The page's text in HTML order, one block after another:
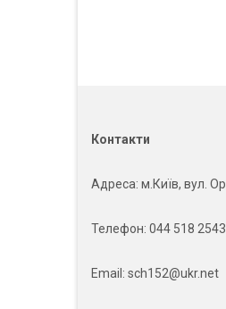
Контакти
Адреса: м.Київ, вул.
Телефон: 044 518 2543
Email: sch152@ukr.net